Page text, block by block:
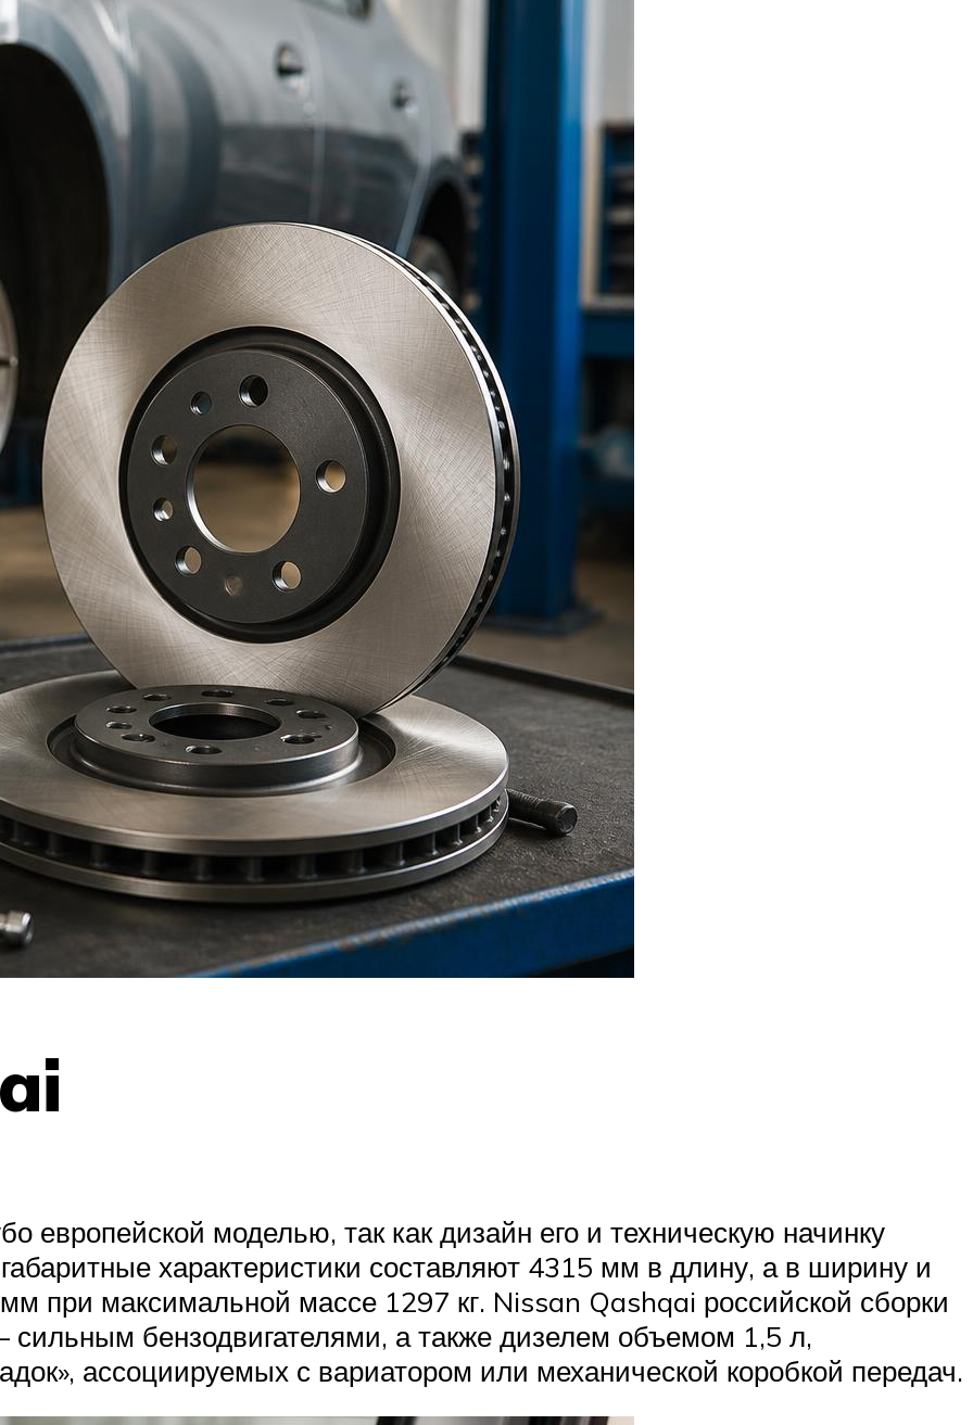
европейской моделью, так как дизайн его и техническую начинку
характеристики составляют 4315 мм в длину, а в ширину и
при максимальной массе 1297 кг. Nissan Qashqai российской сборки
бензодвигателями, а также дизелем объемом 1,5 л,
ассоциируемых с вариатором или механической коробкой передач.